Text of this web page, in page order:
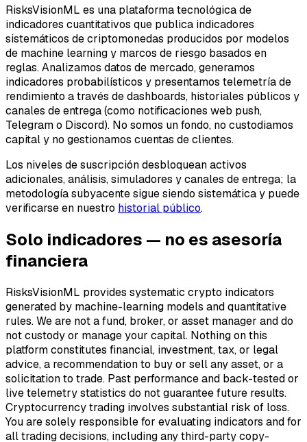
RisksVisionML es una plataforma tecnológica de
indicadores cuantitativos que publica indicadores
sistemáticos de criptomonedas producidos por modelos
de machine learning y marcos de riesgo basados en
reglas. Analizamos datos de mercado, generamos
indicadores probabilísticos y presentamos telemetría de
rendimiento a través de dashboards, historiales públicos y
canales de entrega (como notificaciones web push,
Telegram o Discord). No somos un fondo, no custodiamos
capital y no gestionamos cuentas de clientes.
Los niveles de suscripción desbloquean activos
adicionales, análisis, simuladores y canales de entrega; la
metodología subyacente sigue siendo sistemática y puede
verificarse en nuestro historial público.
Solo indicadores — no es asesoría
financiera
RisksVisionML provides systematic crypto indicators
generated by machine-learning models and quantitative
rules. We are not a fund, broker, or asset manager and do
not custody or manage your capital. Nothing on this
platform constitutes financial, investment, tax, or legal
advice, a recommendation to buy or sell any asset, or a
solicitation to trade. Past performance and back-tested or
live telemetry statistics do not guarantee future results.
Cryptocurrency trading involves substantial risk of loss.
You are solely responsible for evaluating indicators and for
all trading decisions, including any third-party copy-